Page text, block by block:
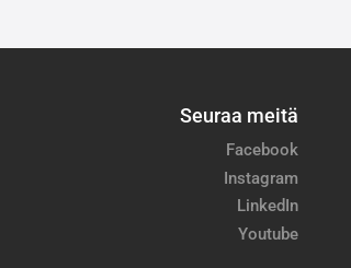
Seuraa meitä
Facebook
Instagram
LinkedIn
Youtube